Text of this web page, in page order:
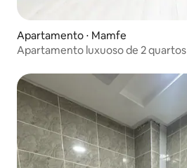
Apartamento ⋅ Mamfe
Apartamento luxuoso de 2 quartos